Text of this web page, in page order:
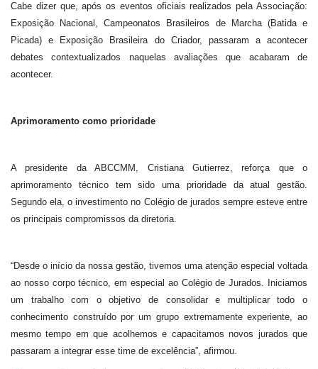
Cabe dizer que, após os eventos oficiais realizados pela Associação:
Exposição Nacional, Campeonatos Brasileiros de Marcha (Batida e
Picada) e Exposição Brasileira do Criador, passaram a acontecer
debates contextualizados naquelas avaliações que acabaram de
acontecer.
Aprimoramento como prioridade
A presidente da ABCCMM, Cristiana Gutierrez, reforça que o
aprimoramento técnico tem sido uma prioridade da atual gestão.
Segundo ela, o investimento no Colégio de jurados sempre esteve entre
os principais compromissos da diretoria.
“Desde o início da nossa gestão, tivemos uma atenção especial voltada
ao nosso corpo técnico, em especial ao Colégio de Jurados. Iniciamos
um trabalho com o objetivo de consolidar e multiplicar todo o
conhecimento construído por um grupo extremamente experiente, ao
mesmo tempo em que acolhemos e capacitamos novos jurados que
passaram a integrar esse time de excelência”, afirmou.